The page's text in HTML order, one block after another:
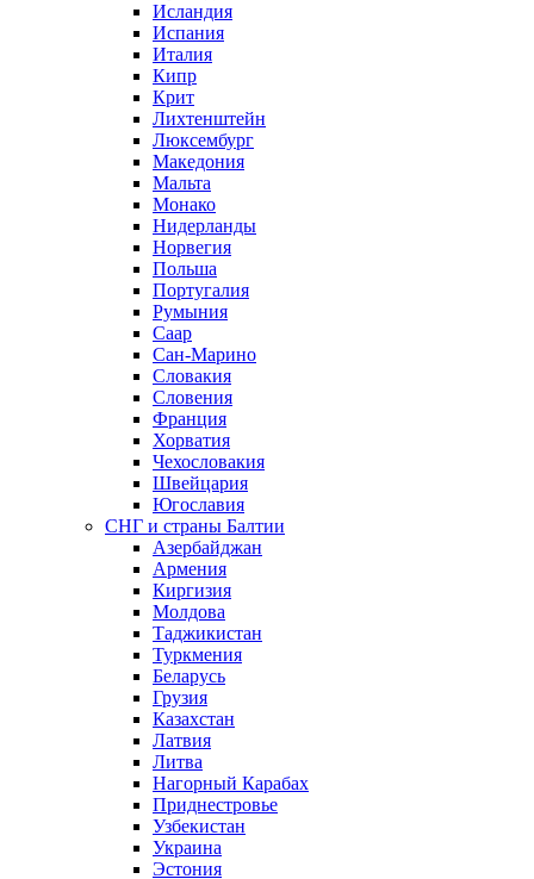
Исландия
Испания
Италия
Кипр
Крит
Лихтенштейн
Люксембург
Македония
Мальта
Монако
Нидерланды
Норвегия
Польша
Португалия
Румыния
Саар
Сан-Марино
Словакия
Словения
Франция
Хорватия
Чехословакия
Швейцария
Югославия
СНГ и страны Балтии
Азербайджан
Армения
Киргизия
Молдова
Таджикистан
Туркмения
Беларусь
Грузия
Казахстан
Латвия
Литва
Нагорный Карабах
Приднестровье
Узбекистан
Украина
Эстония